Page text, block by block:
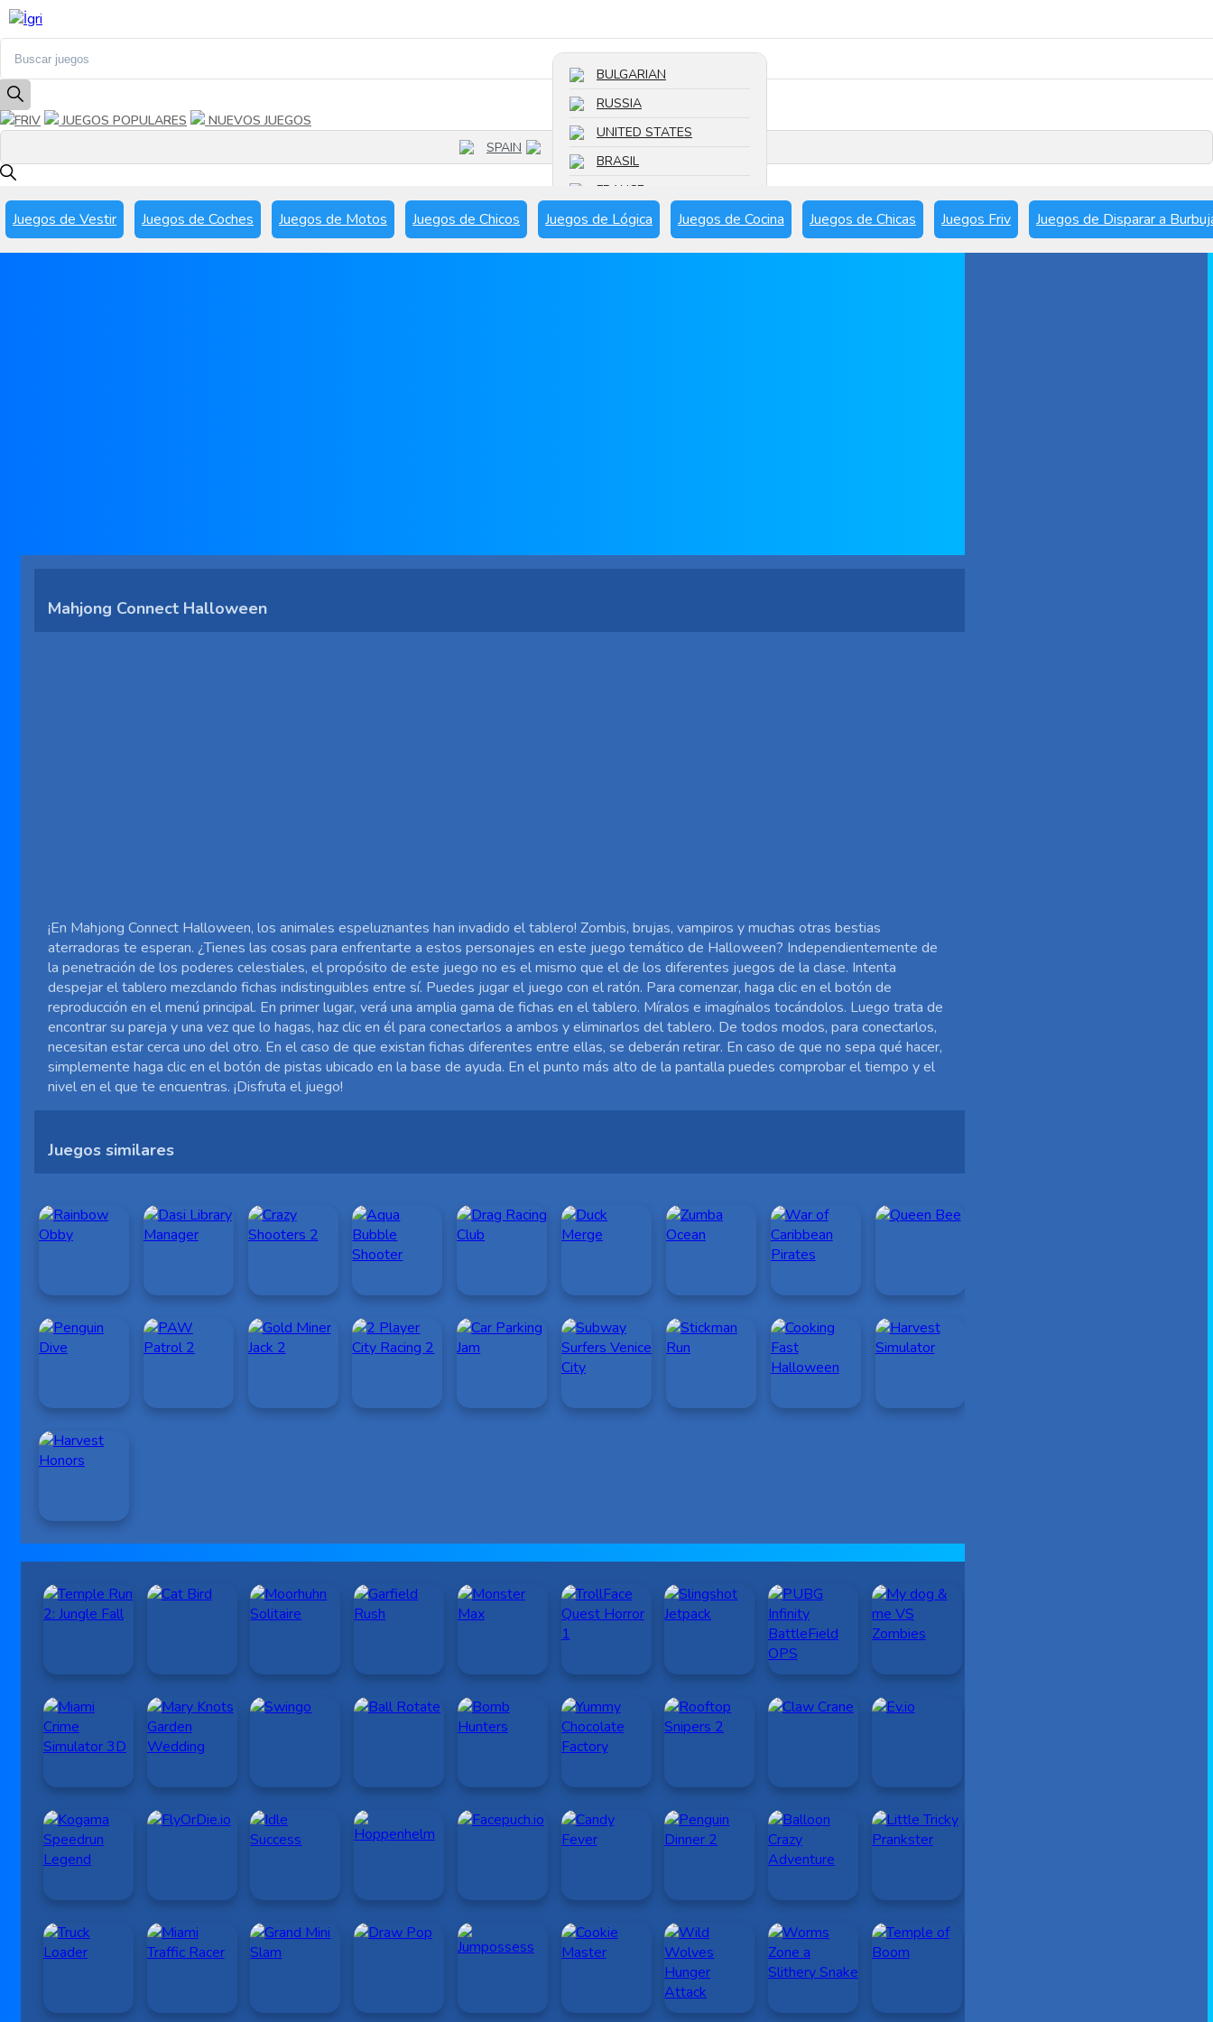
FRIV JUEGOS POPULARES
NUEVOS JUEGOS
SPAIN
BULGARIAN
RUSSIA
UNITED STATES
BRASIL
FRANCE
SPAIN
Juegos de Vestir Juegos de Coches Juegos de Motos Juegos de Chicos Juegos de Lógica Juegos de Cocina Juegos de Chicas Juegos Friv Juegos de Disparar a
Buscar un juego
Mahjong Connect Halloween
¡En Mahjong Connect Halloween, los animales espeluznantes han invadido el tablero! Zombis, brujas, vampiros y muchas otras bestias
aterradoras te esperan. ¿Tienes las cosas para enfrentarte a estos personajes en este juego temático de Halloween? Independientemente de
la penetración de los poderes celestiales, el propósito de este juego no es el mismo que el de los diferentes juegos de la clase. Intenta
despejar el tablero mezclando fichas indistinguibles entre sí. Puedes jugar el juego con el ratón. Para comenzar, haga clic en el botón de
reproducción en el menú principal. En primer lugar, verá una amplia gama de fichas en el tablero. Míralos e imagínalos tocándolos. Luego trata de
encontrar su pareja y una vez que lo hagas, haz clic en él para conectarlos a ambos y eliminarlos del tablero. De todos modos, para conectarlos,
necesitan estar cerca uno del otro. En el caso de que existan fichas diferentes entre ellas, se deberán retirar. En caso de que no sepa qué hacer,
simplemente haga clic en el botón de pistas ubicado en la base de ayuda. En el punto más alto de la pantalla puedes comprobar el tiempo y el
nivel en el que te encuentras. ¡Disfruta el juego!
Juegos similares